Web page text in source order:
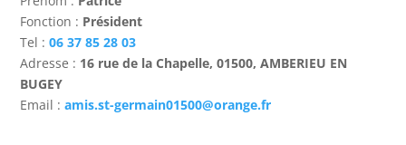
fonction : Président
tel :06 37 85 28 03
adresse : 16 rue de la Chapelle, 01500, AMBERIEU EN
BUGEY
email :amis.st-germain01500@orange.fr